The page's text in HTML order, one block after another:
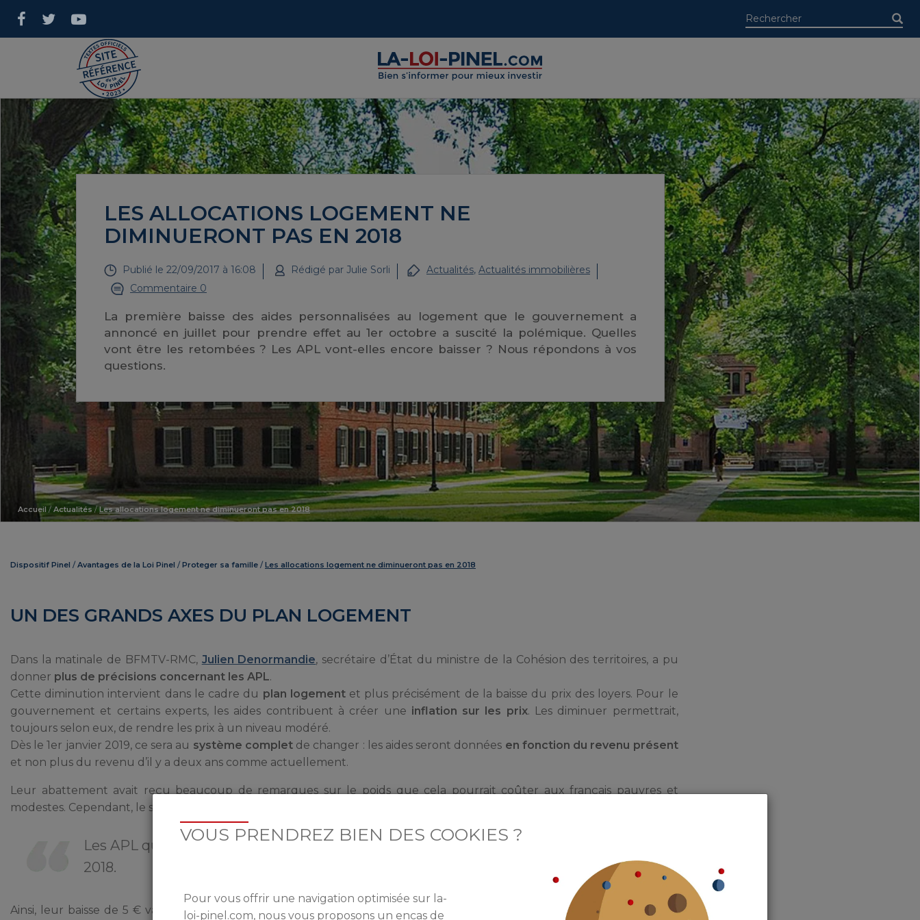
LES ALLOCATIONS LOGEMENT NE
DIMINUERONT PAS EN 2018
Publié le 22/09/2017 à 16:08 Rédigé par Julie Sorli Actualités, Actualités immobilières
Commentaire 0
La première baisse des aides personnalisées au logement que le gouvernement a
annoncé en juillet pour prendre effet au 1er octobre a suscité la polémique. Quelles
vont être les retombées ? Les APL vont-elles encore baisser ? Nous répondons à vos
questions.
Accueil / Actualités /Les allocations logement ne diminueront pas en 2018
Dispositif Pinel Avantages de la Loi Pinel Proteger sa famille Les allocations logement ne diminueront pas en 2018
UN DES GRANDS AXES DU PLAN LOGEMENT
Dans la matinale de BFMTV-RMC, Julien Denormandie, secrétaire d’État du ministre de la Cohésion des territoires, a pu
donner plus de précisions concernant les APL.
Cette diminution intervient dans le cadre du plan logementet plus précisément de la baisse du prix des loyers. Pour le
gouvernement et certains experts, les aides contribuent à créer une inflation sur les prix. Les diminuer permettrait,
toujours selon eux, de rendre les prix à un niveau modéré.
Dès le 1er janvier 2019, ce sera au système completde changer : les aides seront données en fonction du revenu présent
et non plus du revenu d’il y a deux ans comme actuellement.
Leur abattement avait reçu beaucoup de remarques sur le poids que cela pourrait coûter aux français pauvres et
modestes. Cependant, le secrétaire d’État l’affirme :
Les APL que toucheront les allocataires au 1er octobre seront du même montant en
2018.
Ainsi, leur baisse de 5 € valable dès octobre 2017 sera la seule pour les prochains mois
. Cela rassurera les bénéficiaires
VOUS PRENDREZ BIEN DES COOKIES ?
Pour vous offrir une navigation optimisée sur la-
loi-pinel.com, nous vous proposons un encas de